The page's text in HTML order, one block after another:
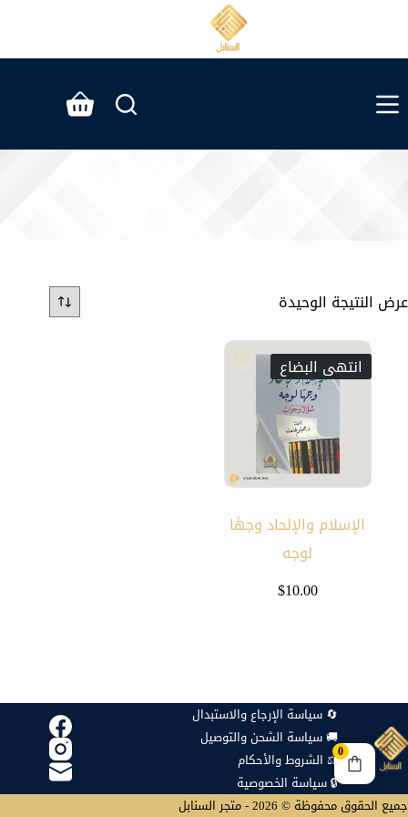
عربة
التسوق
عرض النتيجة الوحيدة
انتهى البضاع
الإسلام والإلحاد وجهًا
لوجه
$10.00
🔄 سياسة الإرجاع والاستبدال
🚚 سياسة الشحن والتوصيل
⚖️ الشروط والأحكام
🔒 سياسة الخصوصية
جميع الحقوق محفوظة © 2026 - متجر السنابل
0